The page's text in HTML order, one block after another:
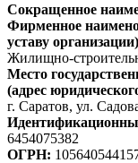
Сокращенное
Фирменное
уставу
Жилищно-
Место
(адрес
г. Саратов, ул.
6454075382
ОГРН: